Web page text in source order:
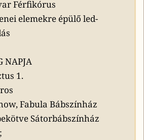
Férfikórus
elemekre épülő led-
NAPJA
1.
Fabula Bábszínház
Sátorbábszínház